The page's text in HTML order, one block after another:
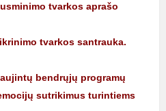
tvarkos aprašo
tvarkos santrauka.
bendrųjų programų
sutrikimus turintiems